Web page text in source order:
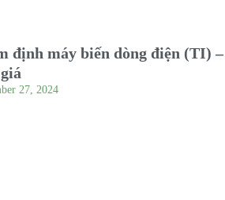
định máy biến dòng điện (TI) –
27, 2024